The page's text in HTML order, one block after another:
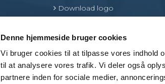
Denne hjemmeside bruger cookies
Vi bruger cookies til at tilpasse vores indhold
til at analysere vores trafik. Vi deler også
partnere inden for sociale medier,
Download logo
Find en produktspecialist